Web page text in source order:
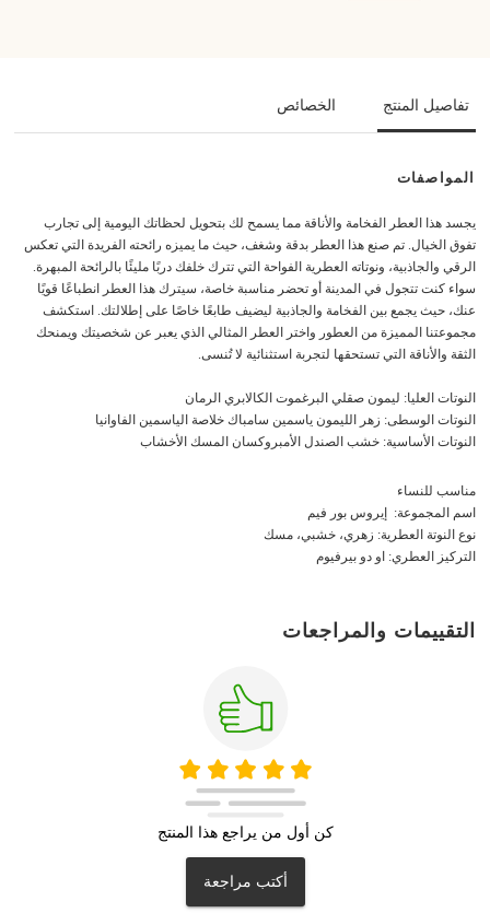
تفاصيل المنتج الخصائص
المواصفات
يجسد هذا العطر الفخامة والأناقة مما يسمح لك بتحويل لحظاتك اليومية إلى تجارب
تفوق الخيال. تم صنع هذا العطر بدقة وشغف، حيث ما يميزه رائحته الفريدة التي تعكس
الرقي والجاذبية، ونوتاته العطرية الفواحة التي تترك خلفك دربًا مليئًا بالرائحة المبهرة.
سواء كنت تتجول في المدينة أو تحضر مناسبة خاصة، سيترك هذا العطر انطباعًا قويًا
عنك، حيث يجمع بين الفخامة والجاذبية ليضيف طابعًا خاصًا على إطلالتك. استكشف
مجموعتنا المميزة من العطور واختر العطر المثالي الذي يعبر عن شخصيتك ويمنحك
الثقة والأناقة التي تستحقها لتجربة استثنائية لا تُنسى.
النوتات العليا: ليمون صقلي البرغموت الكالابري الرمان
النوتات الوسطى: زهر الليمون ياسمين سامباك خلاصة الياسمين الفاوانيا
النوتات الأساسية: خشب الصندل الأمبروكسان المسك الأخشاب
مناسب للنساء
اسم المجموعة: إيروس بور فيم
نوع النوتة العطرية: زهري، خشبي، مسك
التركيز العطري: او دو بيرفيوم
التقييمات والمراجعات
كن أول من يراجع هذا المنتج
أكتب مراجعة